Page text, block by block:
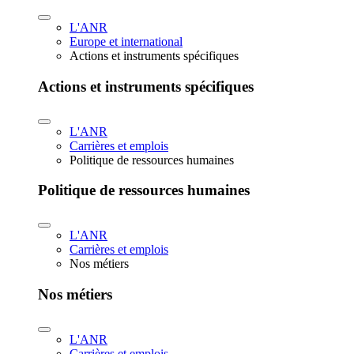
L'ANR
Europe et international
Actions et instruments spécifiques
Actions et instruments spécifiques
L'ANR
Carrières et emplois
Politique de ressources humaines
Politique de ressources humaines
L'ANR
Carrières et emplois
Nos métiers
Nos métiers
L'ANR